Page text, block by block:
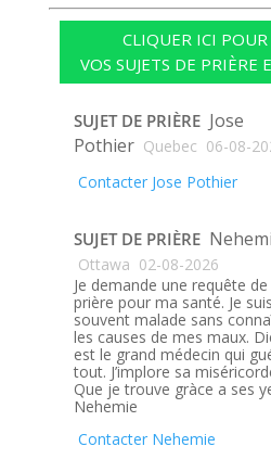
CLIQUER ICI
VOS SUJETS DE PRIÈRE
SUJET DE PRIÈRE Jose
Pothier Quebec 06-08-
Contacter Jose Pothier
SUJET DE PRIÈRE
Ottawa 02-08-2026
Je demande une requête de
prière pour ma santé. Je suis
souvent malade sans
les causes de mes maux.
est le grand médecin qui
tout. J’implore sa
Que je trouve gràce a ses
Nehemie
Contacter Nehemie